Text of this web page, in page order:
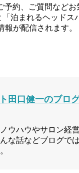
予約、ご質問などお
泊まれるヘッドス
報が配信されます。
田口健一のブロ
ウハウやサロン経
な話などブログで